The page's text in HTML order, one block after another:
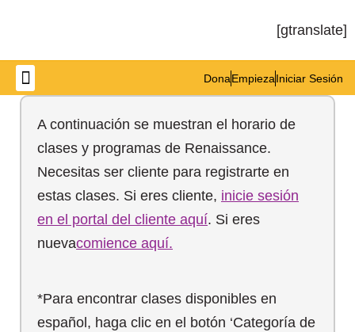
[gtranslate]
DonaEmpiezaIniciar Sesión
A continuación se muestran el horario de
clases y programas de Renaissance.
Necesitas ser cliente para registrarte en
estas clases. Si eres cliente, inicie sesión
en el portal del cliente aquí. Si eres
nuevacomience aquí.
*Para encontrar clases disponibles en
español, haga clic en el botón ‘Categoría de